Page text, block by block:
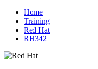
Home
Training
Red Hat
RH342